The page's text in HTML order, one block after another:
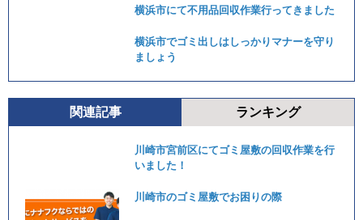
横浜市にて不用品回収作業行ってきました
横浜市でゴミ出しはしっかりマナーを守り
ましょう
関連記事 ランキング
川崎市宮前区にてゴミ屋敷の回収作業を行
いました！
川崎市のゴミ屋敷でお困りの際